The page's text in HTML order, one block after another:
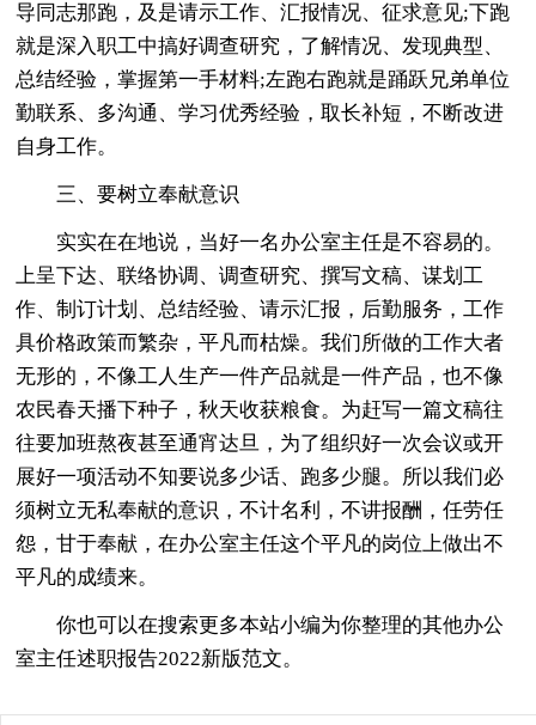
导同志那跑，及是请示工作、汇报情况、征求意见;下跑
就是深入职工中搞好调查研究，了解情况、发现典型、
总结经验，掌握第一手材料;左跑右跑就是踊跃兄弟单位
勤联系、多沟通、学习优秀经验，取长补短，不断改进
自身工作。
三、要树立奉献意识
实实在在地说，当好一名办公室主任是不容易的。
上呈下达、联络协调、调查研究、撰写文稿、谋划工
作、制订计划、总结经验、请示汇报，后勤服务，工作
具价格政策而繁杂，平凡而枯燥。我们所做的工作大者
无形的，不像工人生产一件产品就是一件产品，也不像
农民春天播下种子，秋天收获粮食。为赶写一篇文稿往
往要加班熬夜甚至通宵达旦，为了组织好一次会议或开
展好一项活动不知要说多少话、跑多少腿。所以我们必
须树立无私奉献的意识，不计名利，不讲报酬，任劳任
怨，甘于奉献，在办公室主任这个平凡的岗位上做出不
平凡的成绩来。
你也可以在搜索更多本站小编为你整理的其他办公
室主任述职报告2022新版范文。